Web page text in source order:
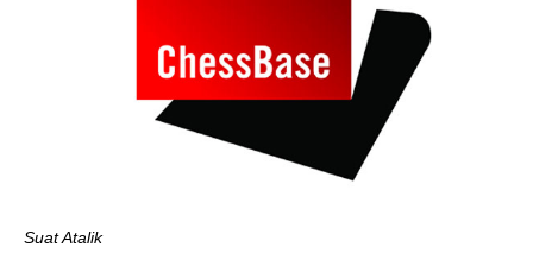
Suat Atalik